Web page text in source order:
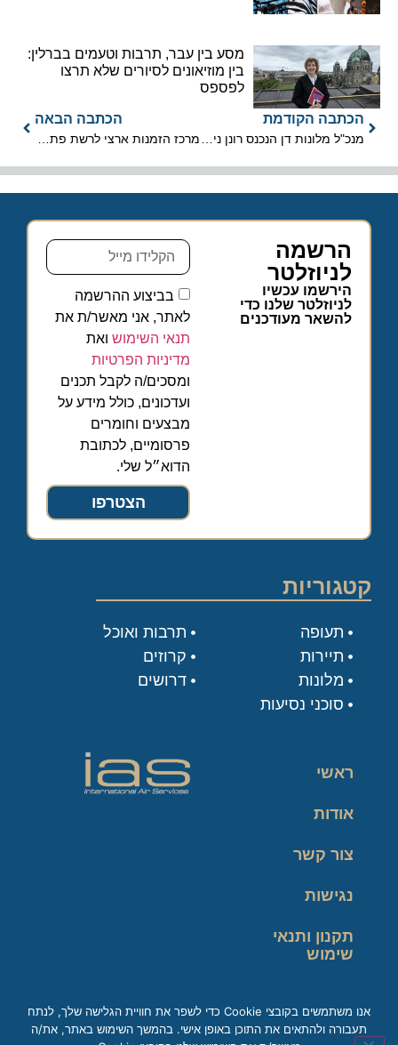
מסע בין עבר, תרבות וטעמים בברלין:
בין מוזיאונים לסיורים שלא תרצו
לפספס
הכתבה הקודמת הכתבה הבאה
הרשמה
לניוזלטר
הירשמו עכשיו
לניוזלטר שלנו כדי
להשאר מעודכנים
בביצוע ההרשמה
לאתר, אני מאשר/ת את
תנאי השימוש ואת
מדיניות הפרטיות
ומסכים/ה לקבל תכנים
ועדכונים, כולל מידע על
מבצעים וחומרים
פרסומיים, לכתובת
הדוא״ל שלי.
הצטרפו
קטגוריות
תעופה
תיירות
מלונות
סוכני נסיעות
תרבות ואוכל
קרוזים
דרושים
ראשי
אודות
צור קשר
נגישות
תקנון ותנאי
שימוש
זכות עיון במידע
אנו משתמשים בקובצי Cookie כדי לשפר את חוויית הגלישה שלך, לנתח
תעבורה ולהתאים את התוכן באופן אישי. בהמשך השימוש באתר, את/ה